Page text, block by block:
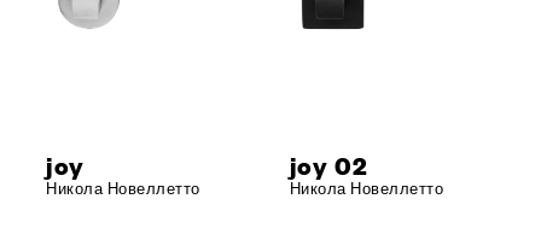
joy
Никола Новеллетто
joy 02
Никола Новеллетто